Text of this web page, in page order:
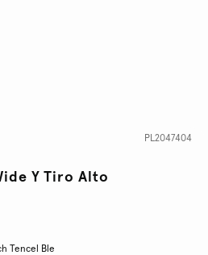
PL2047404
Y Tiro Alto
Tencel Ble